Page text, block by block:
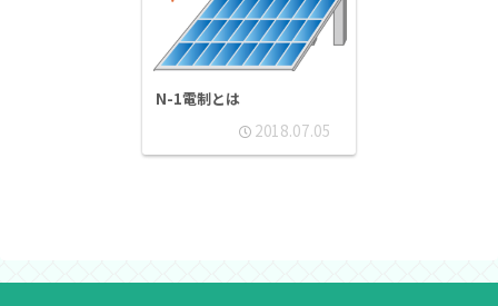
N-1電制とは
2018.07.05